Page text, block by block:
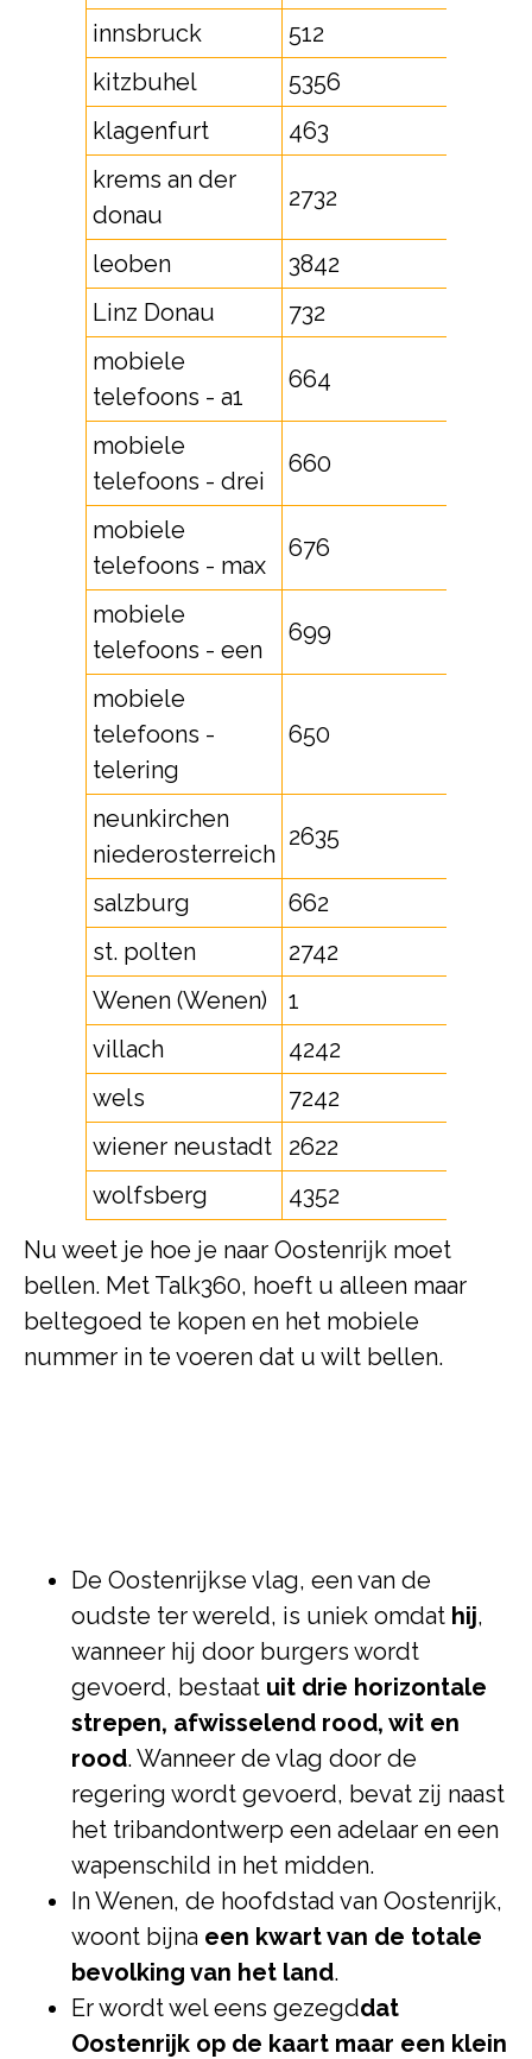
innsbruck
512
kitzbuhel
5356
klagenfurt
463
krems an der
donau
2732
leoben
3842
Linz Donau
732
mobiele
telefoons - a1
664
mobiele
telefoons - drei
660
mobiele
telefoons - max
676
mobiele
telefoons - een
699
mobiele
telefoons -
telering
650
neunkirchen
niederosterreich
2635
salzburg
662
st. polten
2742
Wenen (Wenen)
1
villach
4242
wels
7242
wiener neustadt
2622
wolfsberg
4352
Nu weet je hoe je naar Oostenrijk moet
bellen. Met Talk360, hoeft u alleen maar
beltegoed te kopen en het mobiele
nummer in te voeren dat u wilt bellen.
De Oostenrijkse vlag, een van de
oudste ter wereld, is uniek omdat hij,
wanneer hij door burgers wordt
gevoerd, bestaat uit drie horizontale
strepen, afwisselend rood, wit en
rood. Wanneer de vlag door de
regering wordt gevoerd, bevat zij naast
het tribandontwerp een adelaar en een
wapenschild in het midden.
In Wenen, de hoofdstad van Oostenrijk,
woont bijna een kwart van de totale
bevolking van het land.
Er wordt wel eens gezegddat
Oostenrijk op de kaart maar een klein